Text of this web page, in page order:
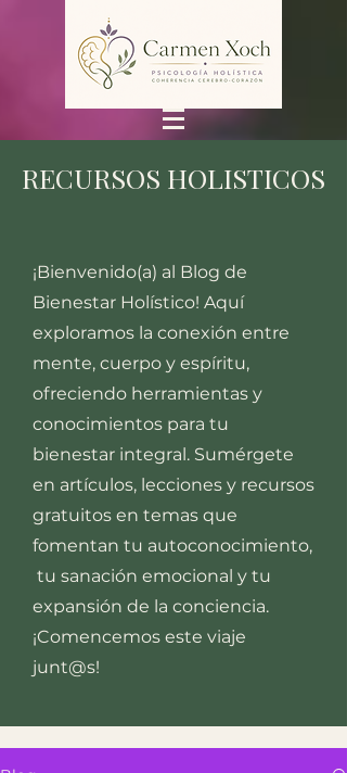
RECURSOS HOLISTICOS
¡Bienvenido(a) al Blog de
Bienestar Holístico! Aquí
exploramos la conexión entre
mente, cuerpo y espíritu,
ofreciendo herramientas y
conocimientos para tu
bienestar integral. Sumérgete
en artículos, lecciones y recursos
gratuitos en temas que
fomentan tu autoconocimiento,
tu sanación emocional y tu
expansión de la conciencia.
¡Comencemos este viaje
junt@s!​